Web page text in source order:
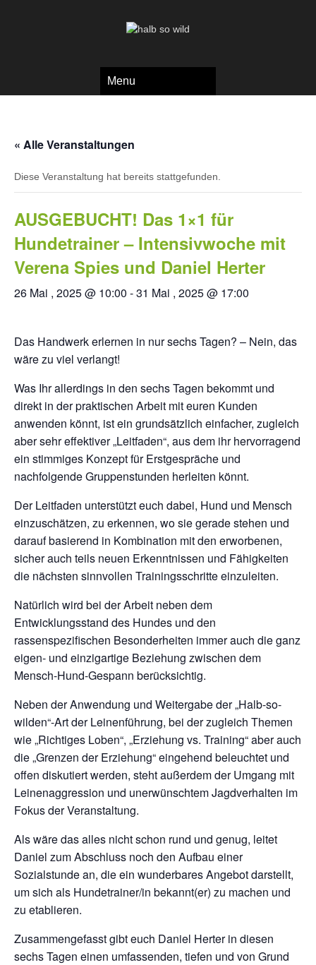
Menu
« Alle Veranstaltungen
Diese Veranstaltung hat bereits stattgefunden.
AUSGEBUCHT! Das 1×1 für
Hundetrainer – Intensivwoche mit
Verena Spies und Daniel Herter
26 Mai , 2025 @ 10:00 -31 Mai , 2025 @ 17:00
Das Handwerk erlernen in nur sechs Tagen? – Nein, das
wäre zu viel verlangt!
Was Ihr allerdings in den sechs Tagen bekommt und
direkt in der praktischen Arbeit mit euren Kunden
anwenden könnt, ist ein grundsätzlich einfacher, zugleich
aber sehr effektiver „Leitfaden“, aus dem ihr hervorragend
ein stimmiges Konzept für Erstgespräche und
nachfolgende Gruppenstunden herleiten könnt.
Der Leitfaden unterstützt euch dabei, Hund und Mensch
einzuschätzen, zu erkennen, wo sie gerade stehen und
darauf basierend in Kombination mit den erworbenen,
sicher auch teils neuen Erkenntnissen und Fähigkeiten
die nächsten sinnvollen Trainingsschritte einzuleiten.
Natürlich wird bei der Arbeit neben dem
Entwicklungsstand des Hundes und den
rassenspezifischen Besonderheiten immer auch die ganz
eigen- und einzigartige Beziehung zwischen dem
Mensch-Hund-Gespann berücksichtig.
Neben der Anwendung und Weitergabe der „Halb-so-
wilden“-Art der Leinenführung, bei der zugleich Themen
wie „Richtiges Loben“, „Erziehung vs. Training“ aber auch
die „Grenzen der Erziehung“ eingehend beleuchtet und
offen diskutiert werden, steht außerdem der Umgang mit
Leinenaggression und unerwünschtem Jagdverhalten im
Fokus der Veranstaltung.
Als wäre das alles nicht schon rund und genug, leitet
Daniel zum Abschluss noch den Aufbau einer
Sozialstunde an, die ein wunderbares Angebot darstellt,
um sich als Hundetrainer/in bekannt(er) zu machen und
zu etablieren.
Zusammengefasst gibt euch Daniel Herter in diesen
sechs Tagen einen umfassenden, tiefen und von Grund